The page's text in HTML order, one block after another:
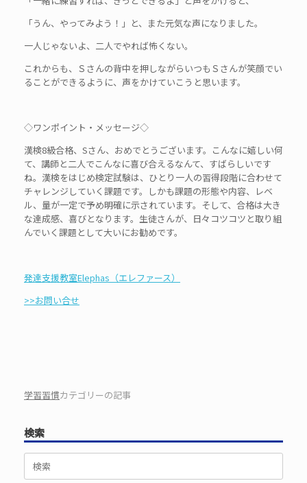
「うん、やってみよう！」と、また元気な声になりました。
一人じゃないよ、二人でやれば怖くない。
これからも、Ｓさんの背中を押しながらいつもＳさんが笑顔でい
ることができるように、声をかけていこうと思います。
◇ワンポイント・メッセージ◇
漢検8級合格、Sさん、おめでとうございます。こんなに嬉しい何
て、講師と二人でこんなに喜び合えるなんて、すばらしいです
ね。漢検をはじめ検定試験は、ひとり一人の習得段階に合わせて
チャレンジしていく課題です。しかも課題の形態や内容、レベ
ル、量が一定で予め明確に示されています。そして、合格は大き
な達成感、喜びとなります。生徒さんが、日々コツコツと取り組
んでいく課題として大いにお勧めです。
発達支援教室Elephas（エレファース）
>>お問い合せ
学習習慣カテゴリーの記事
検索